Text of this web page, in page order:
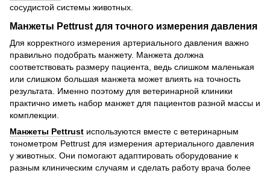
сосудистой системы животных.
Манжеты Pettrust для точного измерения давления
Для корректного измерения артериального давления важно
правильно подобрать манжету. Манжета должна
соответствовать размеру пациента, ведь слишком маленькая
или слишком большая манжета может влиять на точность
результата. Именно поэтому для ветеринарной клиники
практично иметь набор манжет для пациентов разной массы и
комплекции.
Манжеты Pettrust используются вместе с ветеринарным
тонометром Pettrust для измерения артериального давления
у животных. Они помогают адаптировать оборудование к
разным клиническим случаям и сделать работу врача более